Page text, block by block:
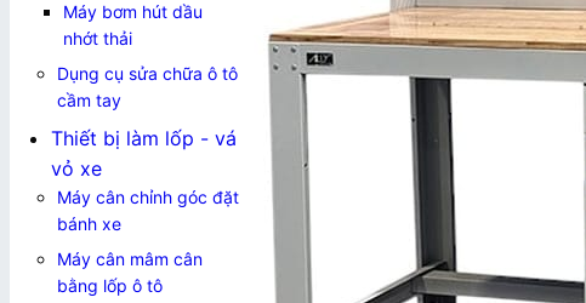
Máy bơm hút dầu
nhớt thải
Dụng cụ sửa chữa ô tô
cầm tay
Thiết bị làm lốp - vá
vỏ xe
Máy cân chỉnh góc đặt
bánh xe
Máy cân mâm cân
bằng lốp ô tô